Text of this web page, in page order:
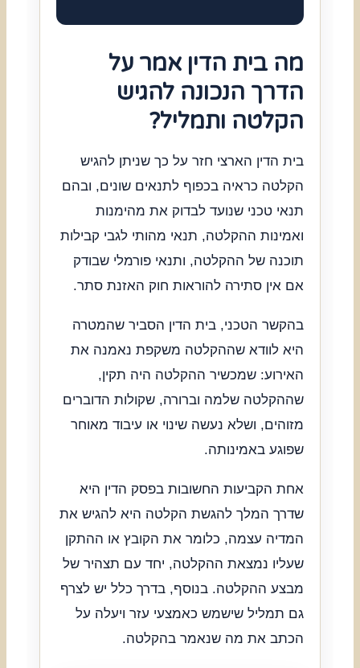
מה בית הדין אמר על
הדרך הנכונה להגיש
הקלטה ותמליל?
בית הדין הארצי חזר על כך שניתן להגיש
הקלטה כראיה בכפוף לתנאים שונים, ובהם
תנאי טכני שנועד לבדוק את מהימנות
ואמינות ההקלטה, תנאי מהותי לגבי קבילות
תוכנה של ההקלטה, ותנאי פורמלי שבודק
אם אין סתירה להוראות חוק האזנת סתר.
בהקשר הטכני, בית הדין הסביר שהמטרה
היא לוודא שההקלטה משקפת נאמנה את
האירוע: שמכשיר ההקלטה היה תקין,
שההקלטה שלמה וברורה, שקולות הדוברים
מזוהים, ושלא נעשה שינוי או עיבוד מאוחר
שפוגע באמינותה.
אחת הקביעות החשובות בפסק הדין היא
שדרך המלך להגשת הקלטה היא להגיש את
המדיה עצמה, כלומר את הקובץ או ההתקן
שעליו נמצאת ההקלטה, יחד עם תצהיר של
מבצע ההקלטה. בנוסף, בדרך כלל יש לצרף
גם תמליל שישמש כאמצעי עזר ויעלה על
הכתב את מה שנאמר בהקלטה.